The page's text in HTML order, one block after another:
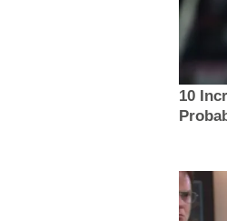
10